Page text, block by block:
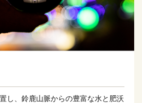
し、鈴鹿山脈からの豊富な水と肥沃